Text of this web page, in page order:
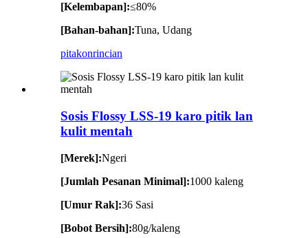
[Kelembapan]:≤80%
[Bahan-bahan]:Tuna, Udang
pitakonrincian
Sosis Flossy LSS-19 karo pitik lan
kulit mentah
[Merek]:Ngeri
[Jumlah Pesanan Minimal]:1000 kaleng
[Umur Rak]:36 Sasi
[Bobot Bersih]:80g/kaleng